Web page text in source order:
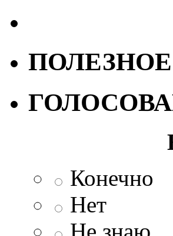
ПОЛЕЗНОЕ
Конечно
Нет